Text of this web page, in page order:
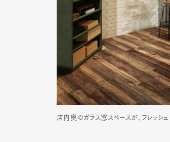
店内奥のガラス窓スペースが、フレッシ